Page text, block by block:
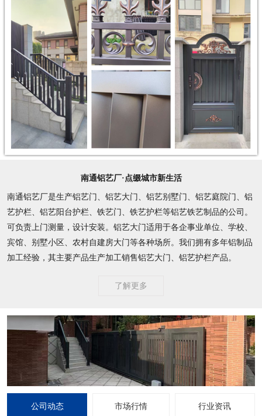
南通铝艺厂·点缀城市新生活
南通铝艺厂是生产铝艺门、铝艺大门、铝艺别墅门、铝艺庭院门、铝
艺护栏、铝艺阳台护栏、铁艺门、铁艺护栏等铝艺铁艺制品的公司。
可负责上门测量，设计安装。铝艺大门适用于各企事业单位、学校、
宾馆、别墅小区、农村自建房大门等各种场所。我们拥有多年铝制品
加工经验，其主要产品生产加工销售铝艺大门、铝艺护栏产品。
了解更多
公司动态 市场行情 行业资讯